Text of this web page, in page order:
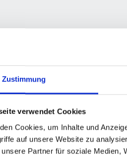
Zustimmung
verwendet Cookies
Cookies, um Inhalte und
auf unsere Website zu
Partner für soziale Medien,
★ H S % M
II 0 0 0 - 0